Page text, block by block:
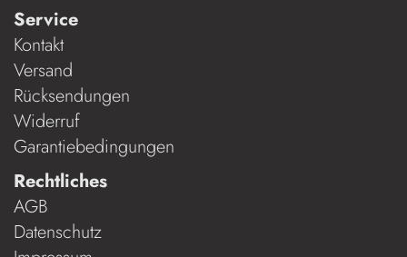
Service
Kontakt
Versand
Rücksendungen
Widerruf
Garantiebedingungen
Rechtliches
AGB
Datenschutz